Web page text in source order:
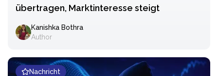
übertragen, Marktinteresse steigt
Kanishka Bothra
Author
Nachricht